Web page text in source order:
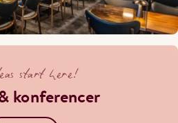
start here!
konferencer